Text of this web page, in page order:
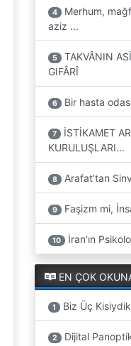
4
Merhum,
aziz ...
5
TAKVÂNIN
GIFÂRÎ
6 Bir hasta
7
İSTİKAMET
KURULUŞLARI...
8 Arafat’tan
9 Faşizm mi,
10 İran’ın
EN ÇOK
1 Biz Üç
2 Dijital